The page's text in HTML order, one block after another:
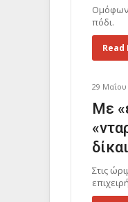
πόδι.
Read
29 Μαΐου
Με
Στις